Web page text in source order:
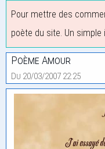
Pour mettre des
poète du site. Un
Poème Amour
Du 20/03/2007 22:25